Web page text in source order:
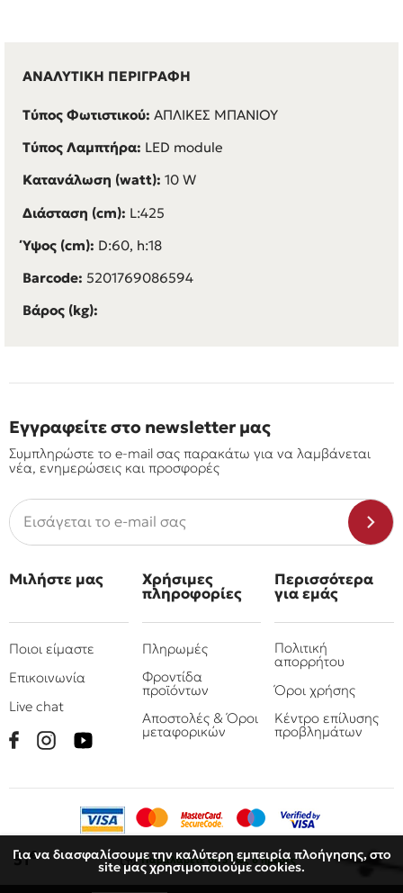
Για να διασφαλίσουμε την καλύτερη εμπειρία πλοήγησης, στο
site μας χρησιμοποιούμε cookies.
51€ Παραλάβετε σε 3 έως 6 ημέρες
ΑΝΑΛΥΤΙΚΗ ΠΕΡΙΓΡΑΦΗ
Τύπος Φωτιστικού: ΑΠΛΙΚΕΣ ΜΠΑΝΙΟΥ
Τύπος Λαμπτήρα: LED module
Κατανάλωση (watt): 10 W
Διάσταση (cm): L:425
Ύψος (cm): D:60, h:18
Barcode: 5201769086594
Βάρος (kg):
Εγγραφείτε στο newsletter μας
Συμπληρώστε το e-mail σας παρακάτω για να λαμβάνεται
νέα, ενημερώσεις και προσφορές
Μιλήστε μας
Ποιοι είμαστε
Επικοινωνία
Live chat
Χρήσιμες
πληροφορίες
Πληρωμές
Φροντίδα
προϊόντων
Αποστολές & Όροι
μεταφορικών
Περισσότερα
για εμάς
Πολιτική
απορρήτου
Όροι χρήσης
Κέντρο επίλυσης
προβλημάτων
© 2010 - 2026 Όμιλος επιχειρήσεων Πιτσουλάκης
Ρομπογιαννάκης